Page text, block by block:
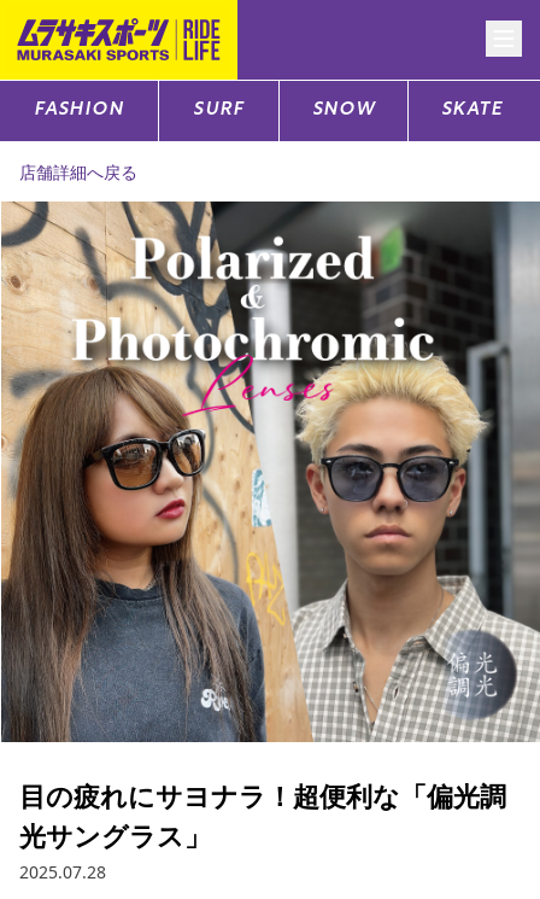
CATEGORY
サーフTOP
スノーTOP
スケートTOP
CONTENTS
ブランド一覧
特集一覧
スタッフスナップ
SUPPORT
ご利用ガイド
会員ランク
店頭受取サービス
ギフトラッピング
アフターサポート
下取り保証について
よくある質問
店舗一覧
ニュース
FASHION SURF SNOW SKATE
店舗詳細へ戻る
目の疲れにサヨナラ！超便利な「偏光調
光サングラス」
2025.07.28